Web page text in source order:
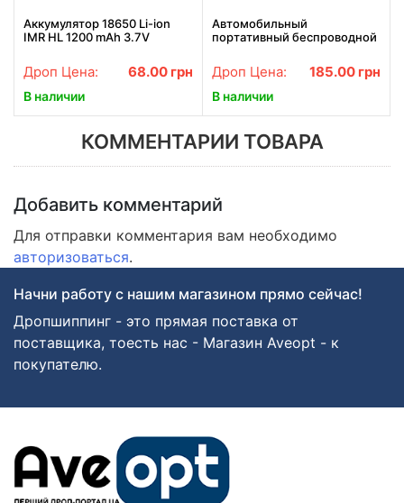
Аккумулятор 18650 Li-ion
IMR HL 1200 mAh 3.7V
перезаряжаемый для
фонариков и электроники
Дроп Цена: 68.00 грн
В наличии
Автомобильный
портативный беспроводной
in1 Vacuum cleaner ЧЕРНЫЙ
LY-597
Дроп Цена: 185.00 грн
В наличии
КОММЕНТАРИИ ТОВАРА
Добавить комментарий
Для отправки комментария вам необходимо
авторизоваться.
Начни работу с нашим магазином прямо сейчас!
Дропшиппинг - это прямая поставка от
поставщика, тоесть нас - Магазин Aveopt - к
покупателю.